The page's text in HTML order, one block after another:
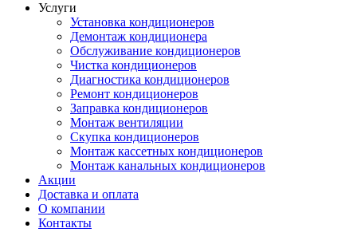
Услуги
Установка кондиционеров
Демонтаж кондиционера
Обслуживание кондиционеров
Чистка кондиционеров
Диагностика кондиционеров
Ремонт кондиционеров
Заправка кондиционеров
Монтаж вентиляции
Скупка кондиционеров
Монтаж кассетных кондиционеров
Монтаж канальных кондиционеров
Акции
Доставка и оплата
О компании
Контакты